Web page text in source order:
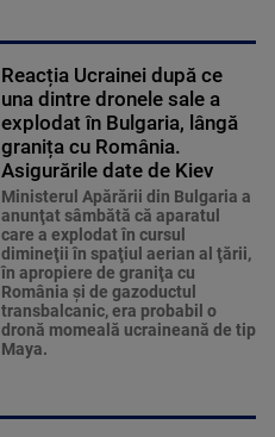
Reacția Ucrainei după ce
una dintre dronele sale a
explodat în Bulgaria, lângă
granița cu România.
Asigurările date de Kiev
Ministerul Apărării din Bulgaria a
anunţat sâmbătă că aparatul
care a explodat în cursul
dimineţii în spaţiul aerian al ţării,
în apropiere de graniţa cu
România şi de gazoductul
transbalcanic, era probabil o
dronă momeală ucraineană de tip
Maya.